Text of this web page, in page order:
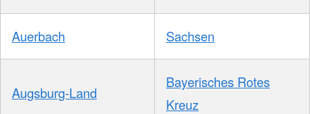
Auerbach Sachsen
Augsburg-Land
Bayerisches Rotes
Kreuz